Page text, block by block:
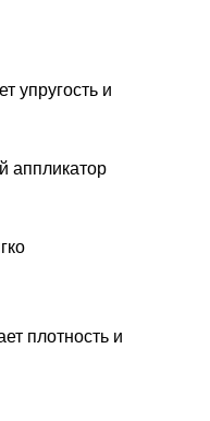
упругость и
аппликатор
плотность и